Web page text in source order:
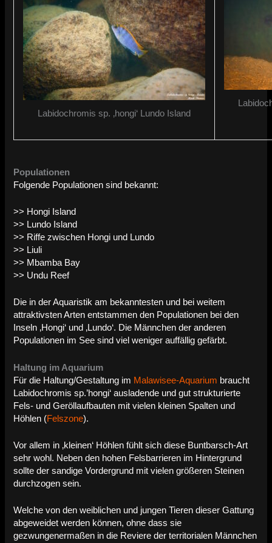
Labidochromis sp. ‚hongi‘ Lundo Island
Populationen
Folgende Populationen sind bekannt:
>> Hongi Island
>> Lundo Island
>> Riffe zwischen Hongi und Lundo
>> Liuli
>> Mbamba Bay
>> Undu Reef
Die in der Aquaristik am bekanntesten und bei weitem
attraktivsten Arten entstammen den Populationen bei den
Inseln ‚Hongi‘ und ‚Lundo‘. Die Männchen der anderen
Populationen im See sind viel weniger auffällig gefärbt.
Haltung im Aquarium
Für die Haltung/Gestaltung im Malawisee-Aquarium braucht
Labidochromis sp.’hongi‘ ausladende und gut strukturierte
Fels- und Geröllaufbauten mit vielen kleinen Spalten und
Höhlen (Felszone).
Vor allem in ‚kleinen‘ Höhlen fühlt sich diese Buntbarsch-Art
sehr wohl. Neben den hohen Felsbarrieren im Hintergrund
sollte der sandige Vordergrund mit vielen größeren Steinen
durchzogen sein.
Welche von den weiblichen und jungen Tieren dieser Gattung
abgeweidet werden können, ohne dass sie
gezwungenermaßen in die Reviere der territorialen Männchen